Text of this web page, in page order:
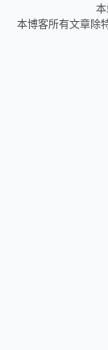
本博客所有文章除